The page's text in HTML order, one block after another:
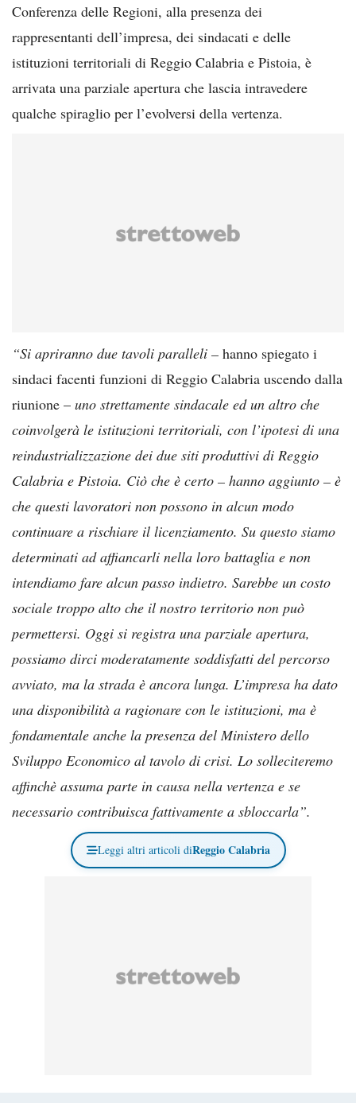
Conferenza delle Regioni, alla presenza dei
rappresentanti dell’impresa, dei sindacati e delle
istituzioni territoriali di Reggio Calabria e Pistoia, è
arrivata una parziale apertura che lascia intravedere
qualche spiraglio per l’evolversi della vertenza.
“Si apriranno due tavoli paralleli – hanno spiegato i
sindaci facenti funzioni di Reggio Calabria uscendo dalla
riunione – uno strettamente sindacale ed un altro che
coinvolgerà le istituzioni territoriali, con l’ipotesi di una
reindustrializzazione dei due siti produttivi di Reggio
Calabria e Pistoia. Ciò che è certo – hanno aggiunto – è
che questi lavoratori non possono in alcun modo
continuare a rischiare il licenziamento. Su questo siamo
determinati ad affiancarli nella loro battaglia e non
intendiamo fare alcun passo indietro. Sarebbe un costo
sociale troppo alto che il nostro territorio non può
permettersi. Oggi si registra una parziale apertura,
possiamo dirci moderatamente soddisfatti del percorso
avviato, ma la strada è ancora lunga. L’impresa ha dato
una disponibilità a ragionare con le istituzioni, ma è
fondamentale anche la presenza del Ministero dello
Sviluppo Economico al tavolo di crisi. Lo solleciteremo
affinchè assuma parte in causa nella vertenza e se
necessario contribuisca fattivamente a sbloccarla”.
Leggi altri articoli diReggio Calabria